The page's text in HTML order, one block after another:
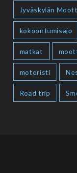
Jyväskylän
kokoontumisajo
matkat
motoristi
Road trip